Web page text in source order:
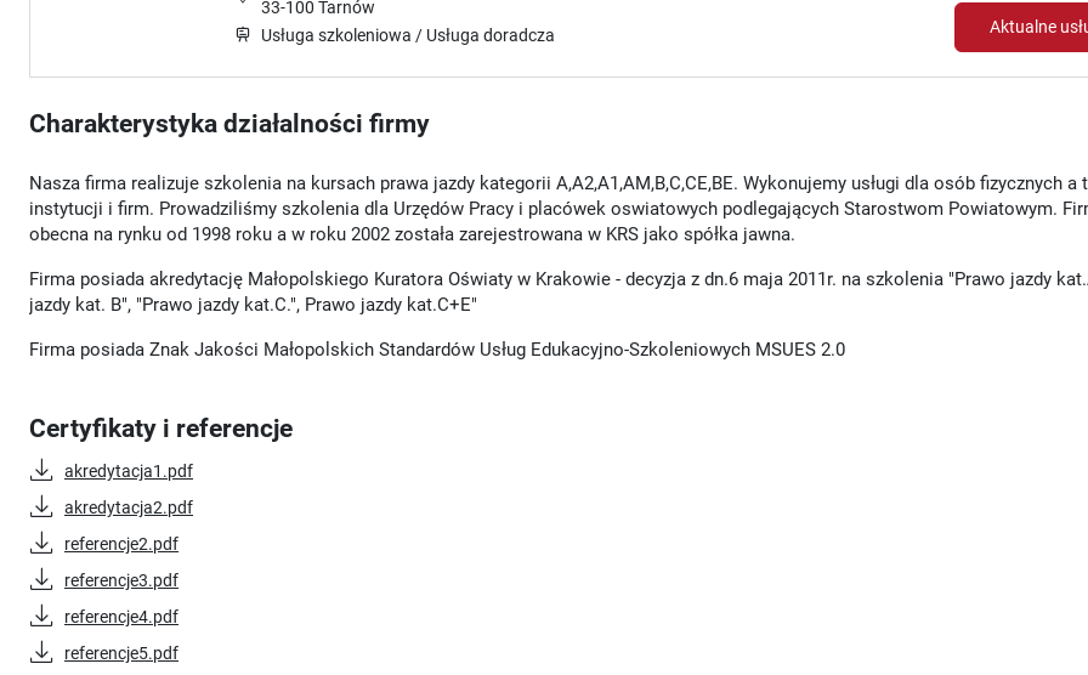
33-100 Tarnów
Usługa szkoleniowa / Usługa doradcza
Aktualne
Charakterystyka działalności firmy
Nasza firma realizuje szkolenia na kursach prawa jazdy kategorii A,A2,A1,AM,B,C,CE,BE. Wykonujemy usługi dla osób fizycznych a
instytucji i firm. Prowadziliśmy szkolenia dla Urzędów Pracy i placówek oswiatowych podlegających Starostwom Powiatowym.
obecna na rynku od 1998 roku a w roku 2002 została zarejestrowana w KRS jako spółka jawna.
Firma posiada akredytację Małopolskiego Kuratora Oświaty w Krakowie - decyzja z dn.6 maja 2011r. na szkolenia "Prawo jazdy
jazdy kat. B", "Prawo jazdy kat.C.", Prawo jazdy kat.C+E"
Firma posiada Znak Jakości Małopolskich Standardów Usług Edukacyjno-Szkoleniowych MSUES 2.0
Certyfikaty i referencje
akredytacja1.pdf
akredytacja2.pdf
referencje2.pdf
referencje3.pdf
referencje4.pdf
referencje5.pdf